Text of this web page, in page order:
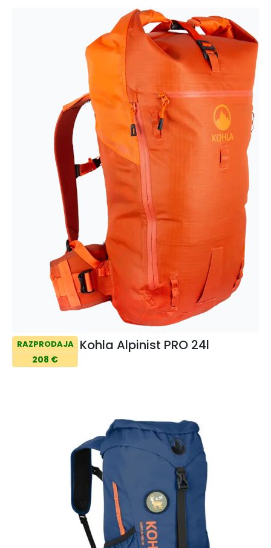
RAZPRODAJA
208 €
Kohla Alpinist PRO 24l